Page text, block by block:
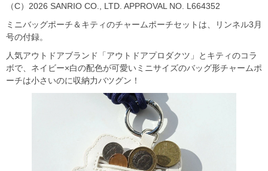
（C）2026 SANRIO CO., LTD. APPROVAL NO. L664352
ミニバッグポーチ＆キティのチャームポーチセットは、リンネル3月
号の付録。
人気アウトドアブランド「アウトドアプロダクツ」とキティのコラ
ボで、ネイビー×白の配色が可愛いミニサイズのバッグ形チャームポ
ーチは小さいのに収納力バツグン！